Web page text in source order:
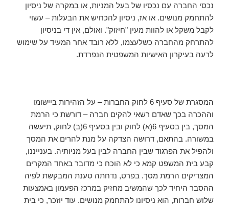
נכסי החברה עם נכסיו של בעל המניות, או במקרה של ניסיון
להתחמק מנושים. או אז, ניסיון להכחיש את הבעלות – עשוי
לקבל משקל או להוות מעין "חיזוק". ואולם, אין די בניסיון
להתרחק מהחברה כשלעצמו, ללא רובד אחר המעיד על שימוש
לרעה בעיקרון האישיות המשפטית הנפרדת.
המסגרת של סעיף 6 לחוק החברות – על הזהירות ביישומו
וההכרה בכך שאדם רשאי להקים חברה – דורשת כי הרמת
המסך, בין בסעיף 6(א) לחוק ובין בסעיף 6(ב) לחוק, תיעשה
במשורה. בהתאם, דרושה הצדקה על מנת להרים את המסך
ולהפיל את הפרגוד שבין החברה לבין בעל מניותיה. בענייננו,
קבע בית המשפט קמא כי לא הוכח כי מדובר באחד המקרים
המצדיקים הרמת מסך. בפרט, נדחתה טענת המבקשת לפיה
ההסבר היחיד לכך שהמשיב מחזיק במרכז הפעמון באמצעות
שלוש חברות, הוא ניסיונו להתחמק מנושים. עוד יוזכר, כי בית